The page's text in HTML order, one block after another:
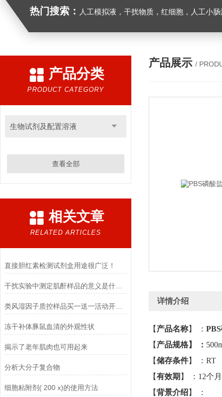
热门搜索： 人工模拟液，干扰物质，红细胞，人工小
产品分类
PRODUCT CATEGORY
生物试剂及配置溶液
查看全部
相关文章
RELATED ARTICLES
直接胆红素检测试剂盒用途很广泛！
干扰实验中测定肌酐样品的意义是什么？
类风湿因子质控样品买一送一活动开始啦
冻干补体豚鼠血清的外观性状
揭示了老年肌肉也可用起来
分析大分子复合物
细胞粘附剂( 200 x)的使用方法
产品展示 /
详情介绍
【 产品名称】 ：
【 产品规格】 ： 500
【储存条件】 ：
【有效期 】 ： 12个月
【背景介绍】
：